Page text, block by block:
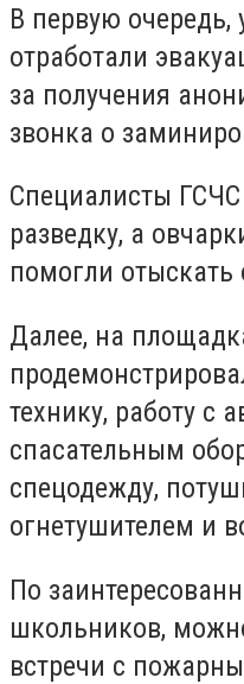
В первую очередь,
отработали
за получения
звонка о
Специалисты
разведку, а
помогли
Далее, на
технику, работу с
спасательным
спецодежду,
огнетушителем и
По
школьников,
встречи с